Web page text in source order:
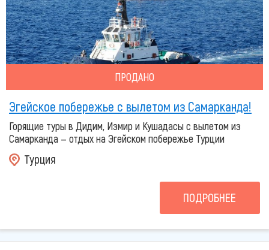
ПРОДАНО
Эгейское побережье с вылетом из Самарканда!
Горящие туры в Дидим, Измир и Кушадасы с вылетом из
Самарканда — отдых на Эгейском побережье Турции
Турция
ПОДРОБНЕЕ